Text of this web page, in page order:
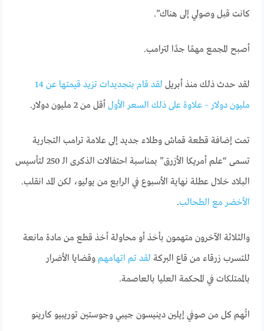
كانت قبل وصولي إلى هناك”.
أصبح المجمع مهمًا جدًا لترامب.
لقد حدث ذلك منذ أبريل
لقد قام بتجديدات تزيد قيمتها عن 14
مليون دولار – علاوة على ذلك السعر الأول أقل من 2 مليون دولار.
تمت إضافة قطعة قماش وطلاء جديد إلى علامة ترامب التجارية
تسمى “علم أمريكا الأزرق” بمناسبة احتفالات الذكرى الـ 250 لتأسيس
البلاد خلال عطلة نهاية الأسبوع في الرابع من يوليو، لكن المد انقلب.
الأخضر مع الطحالب.
والثلاثة الآخرون متهمون بأخذ أو محاولة أخذ قطع من مادة مانعة
للتسرب زرقاء من قاع البركة لقد تم اتهامهموقضايا الأضرار
بالممتلكات في المحكمة العليا بالعاصمة.
اتُهم كل من صوفي إيلين دينيسون جيبي وجوستين توريبيو كارينو